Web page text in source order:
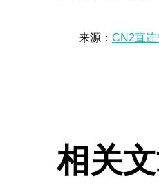
来源： CN2直连
相关